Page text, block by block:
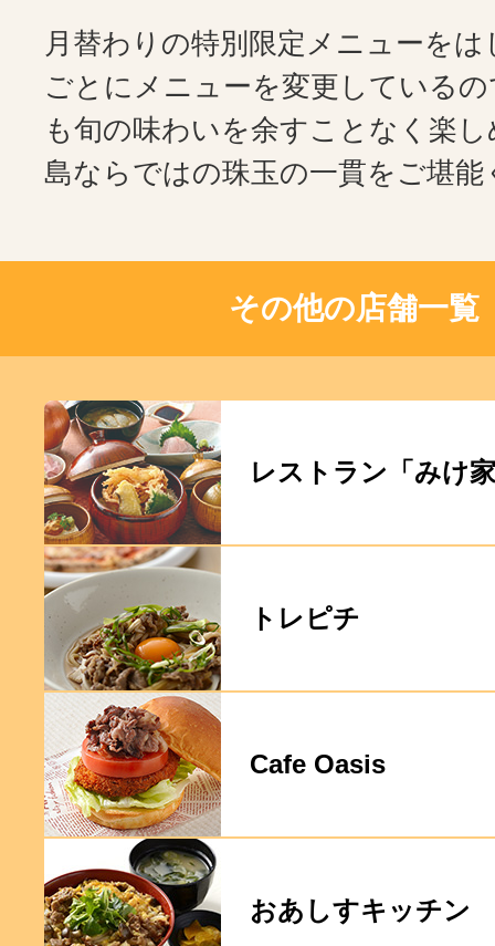
月替わりの特別限定メニューをは
ごとにメニューを変更している
も旬の味わいを余すことなく楽
島ならではの珠玉の一貫をご堪能
その他の店舗一覧
レストラン「みけ
トレピチ
Cafe Oasis
おあしすキッチン